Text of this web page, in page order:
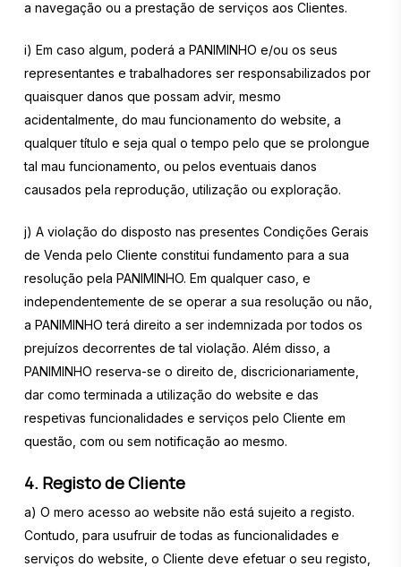
a navegação ou a prestação de serviços aos Clientes.
i) Em caso algum, poderá a PANIMINHO e/ou os seus
representantes e trabalhadores ser responsabilizados por
quaisquer danos que possam advir, mesmo
acidentalmente, do mau funcionamento do website, a
qualquer título e seja qual o tempo pelo que se prolongue
tal mau funcionamento, ou pelos eventuais danos
causados pela reprodução, utilização ou exploração.
j) A violação do disposto nas presentes Condições Gerais
de Venda pelo Cliente constitui fundamento para a sua
resolução pela PANIMINHO. Em qualquer caso, e
independentemente de se operar a sua resolução ou não,
a PANIMINHO terá direito a ser indemnizada por todos os
prejuízos decorrentes de tal violação. Além disso, a
PANIMINHO reserva-se o direito de, discricionariamente,
dar como terminada a utilização do website e das
respetivas funcionalidades e serviços pelo Cliente em
questão, com ou sem notificação ao mesmo.
4. Registo de Cliente
a) O mero acesso ao website não está sujeito a registo.
Contudo, para usufruir de todas as funcionalidades e
serviços do website, o Cliente deve efetuar o seu registo,